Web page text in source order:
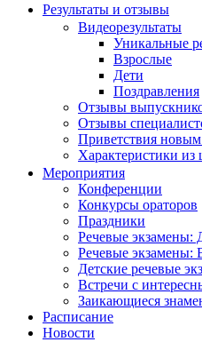
Результаты и отзывы
Видеорезультаты
Уникальные
Взрослые
Дети
Поздравления
Отзывы
Отзывы
Приветствия
Характеристики из
Мероприятия
Конференции
Конкурсы ораторов
Праздники
Речевые экзамены:
Речевые экзамены:
Детские речевые
Встречи с
Заикающиеся
Расписание
Новости